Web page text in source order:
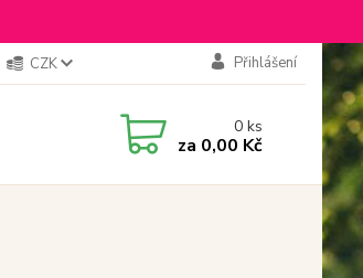
CZK Přihlášení
0ks
za 0,00 Kč